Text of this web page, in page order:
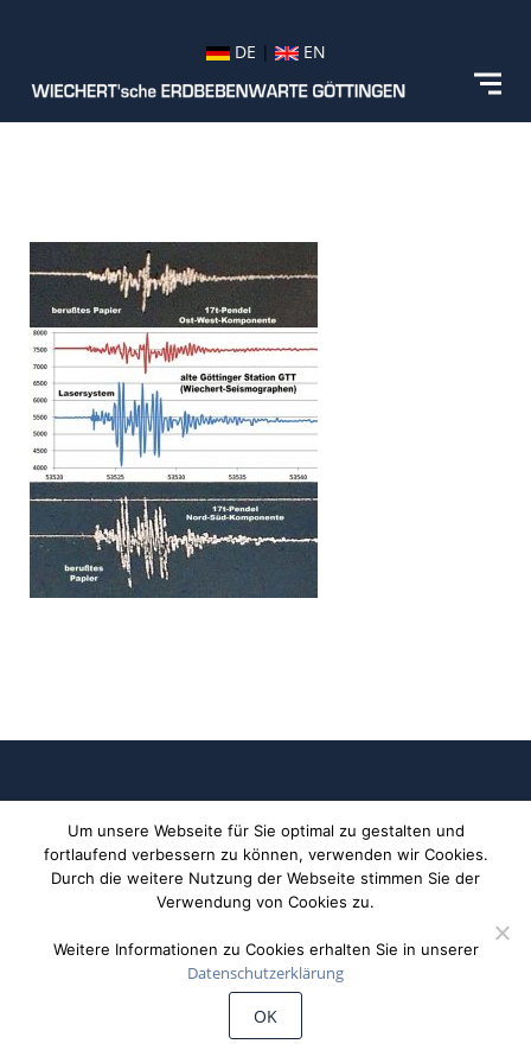
DE | EN
Um unsere Webseite für Sie optimal zu gestalten und
fortlaufend verbessern zu können, verwenden wir Cookies.
Durch die weitere Nutzung der Webseite stimmen Sie der
Verwendung von Cookies zu.
Weitere Informationen zu Cookies erhalten Sie in unserer
Datenschutzerklärung
OK